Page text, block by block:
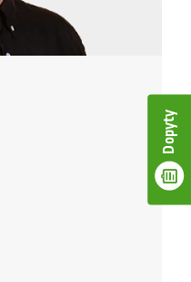
Dopyty